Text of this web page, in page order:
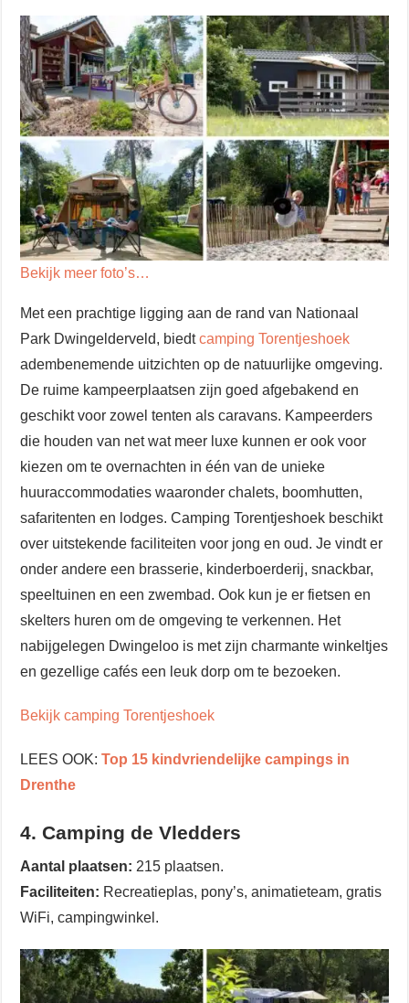
Bekijk meer foto’s…
Met een prachtige ligging aan de rand van Nationaal
Park Dwingelderveld, biedtcamping Torentjeshoek
adembenemende uitzichten op de natuurlijke omgeving.
De ruime kampeerplaatsen zijn goed afgebakend en
geschikt voor zowel tenten als caravans. Kampeerders
die houden van net wat meer luxe kunnen er ook voor
kiezen om te overnachten in één van de unieke
huuraccommodaties waaronder chalets, boomhutten,
safaritenten en lodges. Camping Torentjeshoek beschikt
over uitstekende faciliteiten voor jong en oud. Je vindt er
onder andere een brasserie, kinderboerderij, snackbar,
speeltuinen en een zwembad. Ook kun je er fietsen en
skelters huren om de omgeving te verkennen. Het
nabijgelegen Dwingeloo is met zijn charmante winkeltjes
en gezellige cafés een leuk dorp om te bezoeken.
Bekijk camping Torentjeshoek
LEES OOK:Top 15 kindvriendelijke campings in
Drenthe
4. Camping de Vledders
Aantal plaatsen: 215 plaatsen.
Faciliteiten: Recreatieplas, pony’s, animatieteam, gratis
WiFi, campingwinkel.